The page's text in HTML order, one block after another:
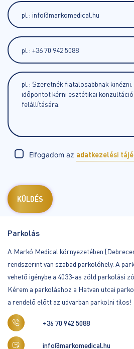
Elfogadom az adatkezelési
Parkolás
A Markó Medical környezetében
rendszerint van szabad parkolóhely. A
vehető igénybe a 4033-as zöld parkolási
Kérem a parkoláshoz a Hatvan utcai
a rendelő előtt az udvarban parkolni tilos!
+36 70 942 5088
info@markomedical.hu